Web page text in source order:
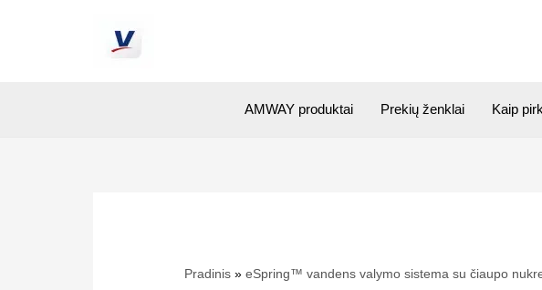
AMWAY produktai Prekių ženklai Kaip
Pradinis eSpring™ vandens valymo sistema su čiaupo